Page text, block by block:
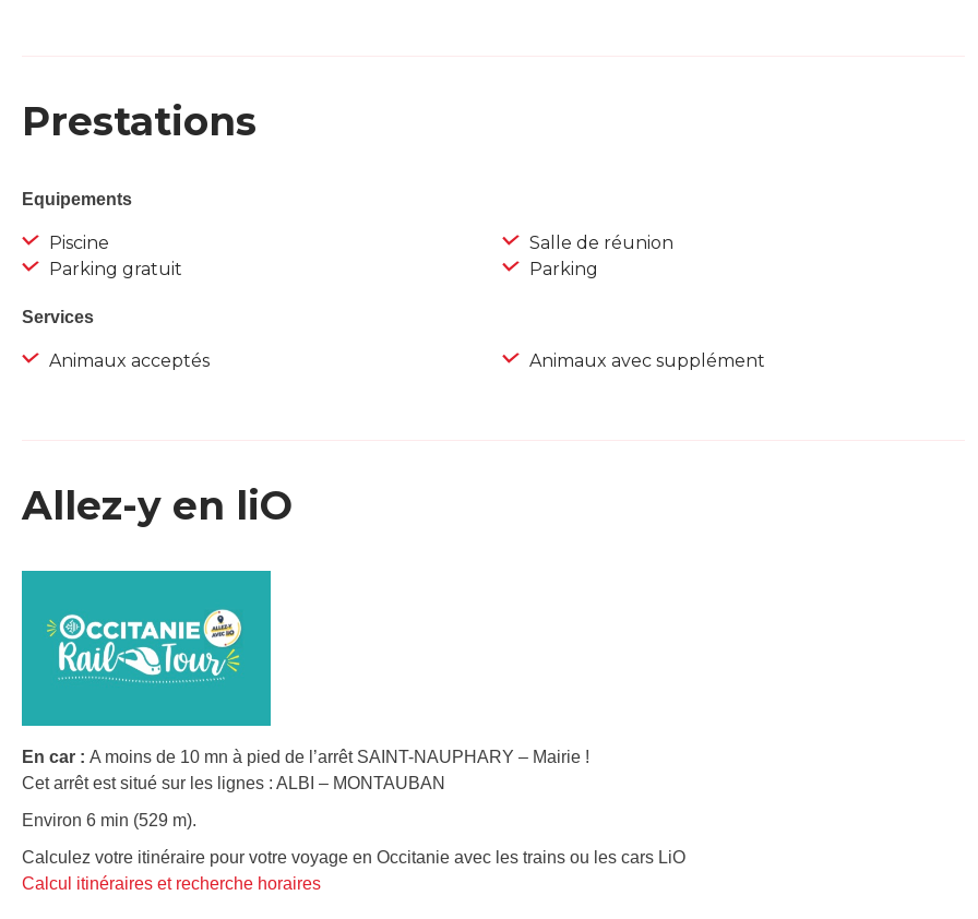
Prestations
Equipements
Piscine
Parking gratuit
Salle de réunion
Parking
Services
Animaux acceptés Animaux avec supplément
Allez-y en liO
En car : A moins de 10 mn à pied de l’arrêt SAINT-NAUPHARY – Mairie !
Cet arrêt est situé sur les lignes : ALBI – MONTAUBAN
Environ 6 min (529 m).
Calculez votre itinéraire pour votre voyage en Occitanie avec les trains ou les cars LiO
Calcul itinéraires et recherche horaires